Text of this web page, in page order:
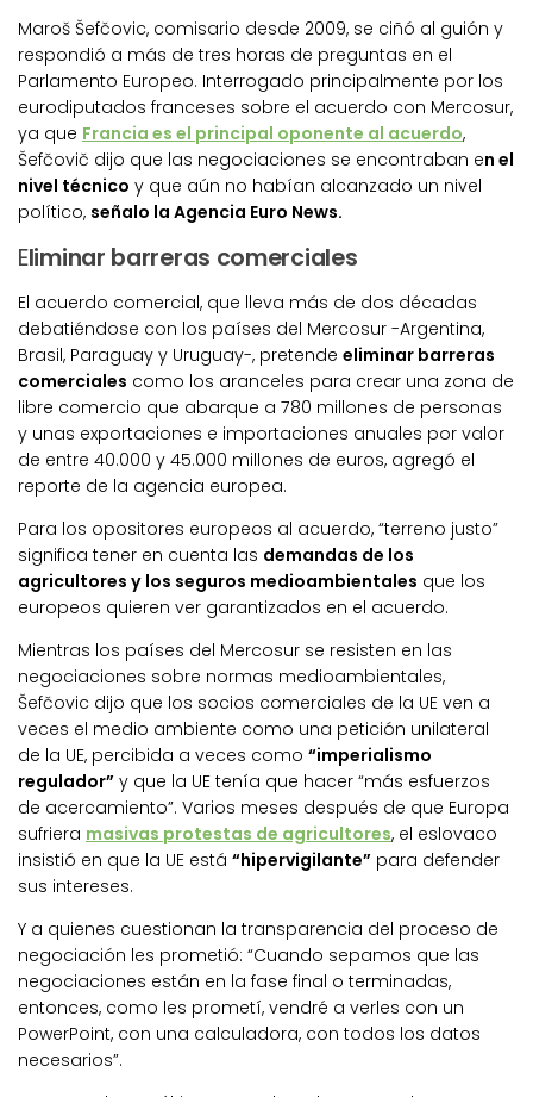
Maroš Šefčovic, comisario desde 2009, se ciñó al guión y
respondió a más de tres horas de preguntas en el
Parlamento Europeo. Interrogado principalmente por los
eurodiputados franceses sobre el acuerdo con Mercosur,
ya que Francia es el principal oponente al acuerdo,
Šefčovič dijo que las negociaciones se encontraban en el
nivel técnico y que aún no habían alcanzado un nivel
político, señalo la Agencia Euro News.
Eliminar barreras comerciales
El acuerdo comercial, que lleva más de dos décadas
debatiéndose con los países del Mercosur -Argentina,
Brasil, Paraguay y Uruguay-, pretende eliminar barreras
comerciales como los aranceles para crear una zona de
libre comercio que abarque a 780 millones de personas
y unas exportaciones e importaciones anuales por valor
de entre 40.000 y 45.000 millones de euros, agregó el
reporte de la agencia europea.
Para los opositores europeos al acuerdo, “terreno justo”
significa tener en cuenta las demandas de los
agricultores y los seguros medioambientales que los
europeos quieren ver garantizados en el acuerdo.
Mientras los países del Mercosur se resisten en las
negociaciones sobre normas medioambientales,
Šefčovic dijo que los socios comerciales de la UE ven a
veces el medio ambiente como una petición unilateral
de la UE, percibida a veces como “imperialismo
regulador” y que la UE tenía que hacer “más esfuerzos
de acercamiento”. Varios meses después de que Europa
sufriera masivas protestas de agricultores, el eslovaco
insistió en que la UE está “hipervigilante” para defender
sus intereses.
Y a quienes cuestionan la transparencia del proceso de
negociación les prometió: “Cuando sepamos que las
negociaciones están en la fase final o terminadas,
entonces, como les prometí, vendré a verles con un
PowerPoint, con una calculadora, con todos los datos
necesarios”.